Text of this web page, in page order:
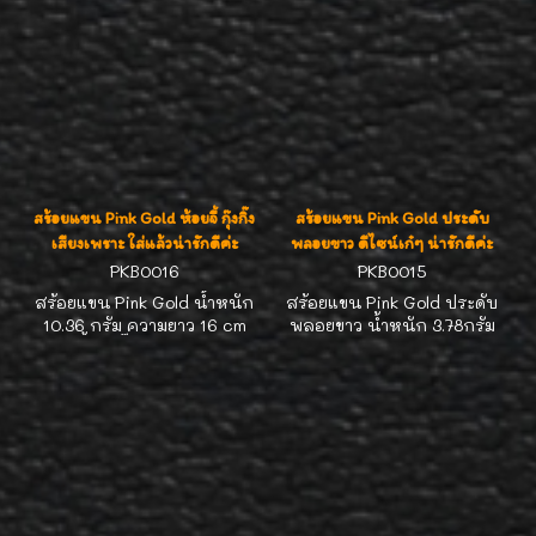
สร้อยแขน Pink Gold ห้อยจี้ กุ๊งกิ๊ง
เสียงเพราะ ใส่แล้วน่ารักดีค่ะ
PKB0016
สร้อยแขน Pink Gold น้ำหนัก
10.36 กรัม ความยาว 16 cm
ห้อยจี้ กุ๊งกิ๊งเสียงเพราะ ใส่
แล้วน่ารักดีค่ะ
สร้อยแขน Pink Gold ประดับ
พลอยขาว ดีไซน์เก๋ๆ น่ารักดีค่ะ
PKB0015
สร้อยแขน Pink Gold ประดับ
พลอยขาว น้ำหนัก 3.78กรัม
ความยาว 17.5cm ดีไซน์เก๋ๆ น่า